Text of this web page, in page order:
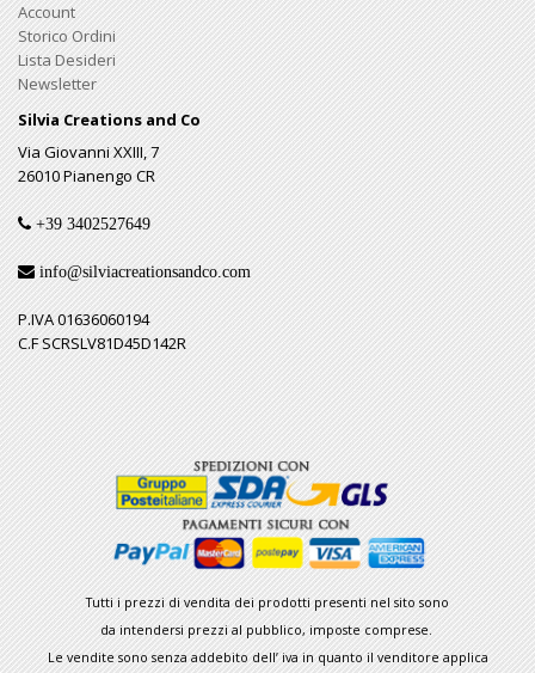
Account
Storico Ordini
Lista Desideri
Newsletter
Silvia Creations and Co
Via Giovanni XXIII, 7
26010 Pianengo CR
+39 3402527649
info@silviacreationsandco.com
P.IVA 01636060194
C.F SCRSLV81D45D142R
Tutti i prezzi di vendita dei prodotti presenti nel sito sono
da intendersi prezzi al pubblico, imposte comprese.
Le vendite sono senza addebito dell’ iva in quanto il venditore applica